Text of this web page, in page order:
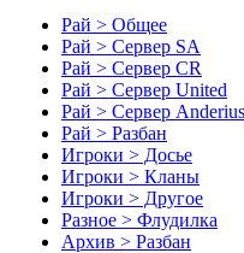
Рай > Общее
Рай > Сервер SA
Рай > Сервер CR
Рай > Сервер United
Рай > Сервер Anderius
Рай > Разбан
Игроки > Досье
Игроки > Кланы
Игроки > Другое
Разное > Флудилка
Архив > Разбан